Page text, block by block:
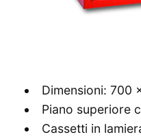
Dimensioni: 700
Piano superiore
Cassetti in